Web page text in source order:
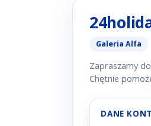
Galeria Alfa
Zapraszamy
Chętnie
DANE